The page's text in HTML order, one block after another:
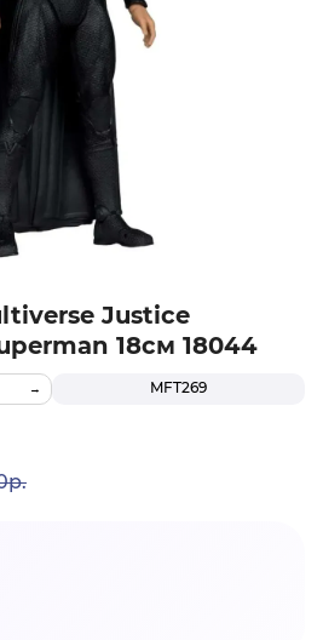
Justice
18см 18044
MFT269